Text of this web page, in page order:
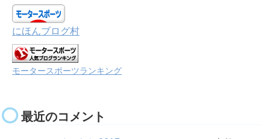
にほんブログ村
モータースポーツランキング
最近のコメント